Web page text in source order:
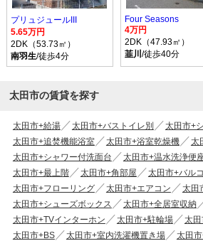
プリュジュールIII
5.65万円
2DK（53.73㎡）
南羽生/徒歩4分
Four Seasons
4万円
2DK（47.93㎡）
韮川 /徒歩40分
太田市の賃貸を探す
太田市+給湯 太田市+バストイレ別
太田市+
太田市+追焚機能浴室
太田市+浴室乾燥機
太
太田市+シャワー付洗面台
太田市+温水洗浄便
太田市+最上階
太田市+角部屋
太田市+バル
太田市+フローリング
太田市+エアコン
太田
太田市+シューズボックス
太田市+全居室収納
太田市+TVインターホン
太田市+駐輪場
太
太田市+BS
太田市+室内洗濯機置き場
太田